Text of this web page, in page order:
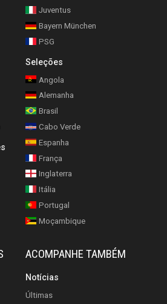
Juventus
Bayern München
PSG
Seleções
Angola
Alemanha
Brasil
Cabo Verde
Espanha
França
Inglaterra
Itália
Portugal
Moçambique
ACOMPANHE TAMBÉM
Notícias
Últimas